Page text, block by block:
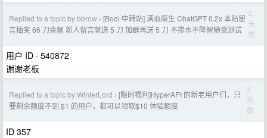
Replied to a topic by bbrow › [Bool 中转站] 满血原生 ChatGPT 0.2x 本贴留
言抽奖 66 刀余额 新人留言就送 5 刀 加群再送 5 刀 不掺水不降智随意测试
2
天
前
用户 ID · 540872
谢谢老板
Replied to a topic by WinterLord › [限时福利]HyperAPI 的新老用户们，只
要剩余额度不到 $1 的用户，都可以领取$10 体验额度
3
天
前
ID 357